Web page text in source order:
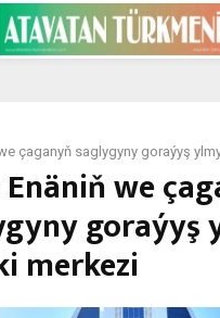
çaganyň saglygyny goraýyş
we
goraýyş
merkezi